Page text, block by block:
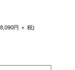
円 ＋ 税)